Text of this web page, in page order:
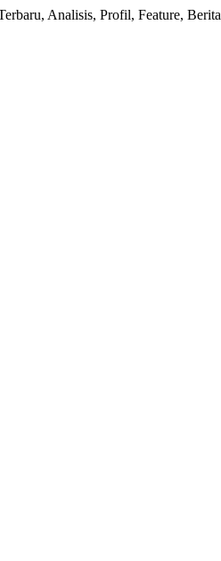
Analisis, Profil, Feature,